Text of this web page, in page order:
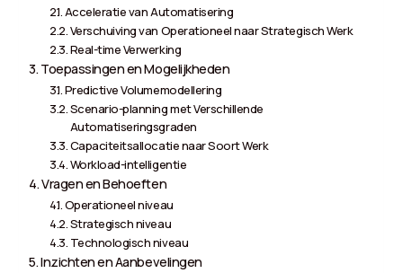
Acceleratie van Automatisering
Verschuiving van Operationeel naar Strategisch Werk
Real-time Verwerking
Toepassingen en Mogelijkheden
Predictive Volumemodellering
Scenario-planning met Verschillende
Automatiseringsgraden
Capaciteitsallocatie naar Soort Werk
Workload-intelligentie
Vragen en Behoeften
Operationeel niveau
Strategisch niveau
Technologisch niveau
Inzichten en Aanbevelingen